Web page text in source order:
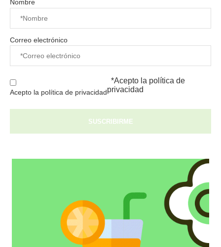
Nombre
Correo electrónico
Acepto la política de privacidad
*Acepto la política de
privacidad